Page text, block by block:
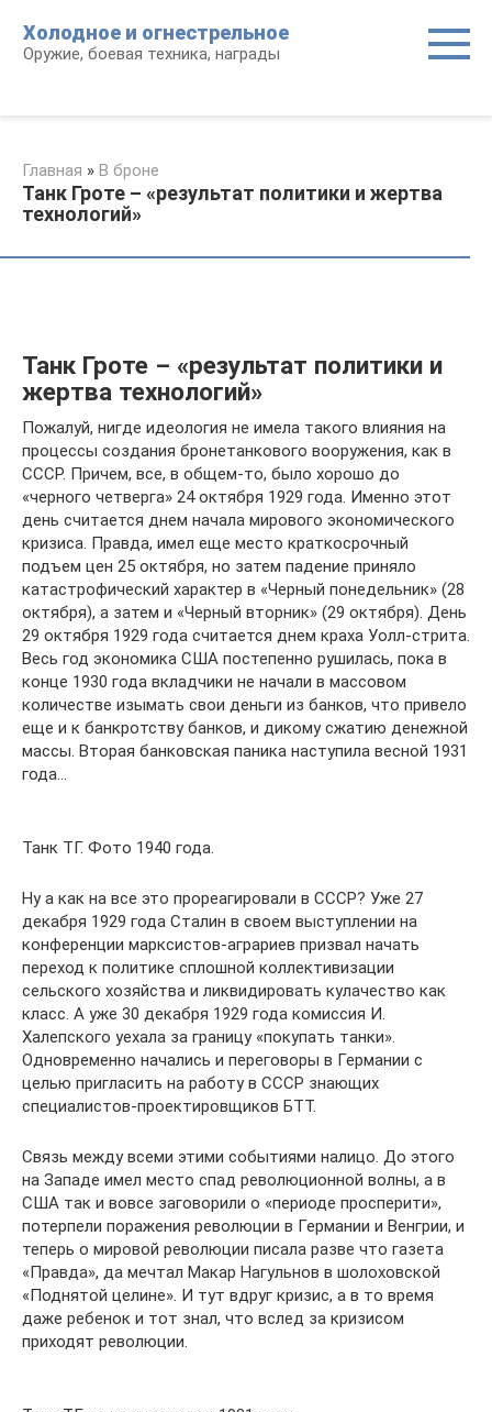
контенту
Холодное и огнестрельное
Оружие, боевая техника, награды
Главная » В броне
Танк Гроте – «результат политики и жертва
технологий»
Танк Гроте – «результат политики и
жертва технологий»
Пожалуй, нигде идеология не имела такого влияния на
процессы создания бронетанкового вооружения, как в
СССР. Причем, все, в общем-то, было хорошо до
«черного четверга» 24 октября 1929 года. Именно этот
день считается днем начала мирового экономического
кризиса. Правда, имел еще место краткосрочный
подъем цен 25 октября, но затем падение приняло
катастрофический характер в «Черный понедельник» (28
октября), а затем и «Черный вторник» (29 октября). День
29 октября 1929 года считается днем краха Уолл-стрита.
Весь год экономика США постепенно рушилась, пока в
конце 1930 года вкладчики не начали в массовом
количестве изымать свои деньги из банков, что привело
еще и к банкротству банков, и дикому сжатию денежной
массы. Вторая банковская паника наступила весной 1931
года…
Танк ТГ. Фото 1940 года.
Ну а как на все это прореагировали в СССР? Уже 27
декабря 1929 года Сталин в своем выступлении на
конференции марксистов-аграриев призвал начать
переход к политике сплошной коллективизации
сельского хозяйства и ликвидировать кулачество как
класс. А уже 30 декабря 1929 года комиссия И.
Халепского уехала за границу «покупать танки».
Одновременно начались и переговоры в Германии с
целью пригласить на работу в СССР знающих
специалистов-проектировщиков БТТ.
Связь между всеми этими событиями налицо. До этого
на Западе имел место спад революционной волны, а в
США так и вовсе заговорили о «периоде просперити»,
потерпели поражения революции в Германии и Венгрии, и
теперь о мировой революции писала разве что газета
«Правда», да мечтал Макар Нагульнов в шолоховской
«Поднятой целине». И тут вдруг кризис, а в то время
даже ребенок и тот знал, что вслед за кризисом
приходят революции.